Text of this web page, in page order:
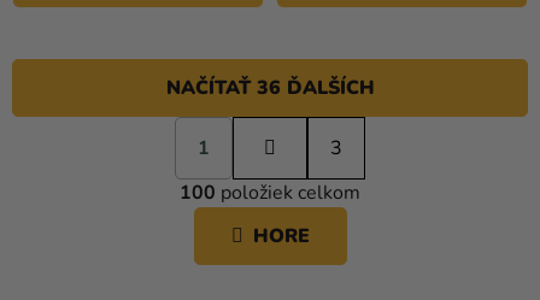
O
V
L
Á
NAČÍTAŤ 36 ĎALŠÍCH
S
t
r
á
k
o
1
3
100 položiek celkom
HORE